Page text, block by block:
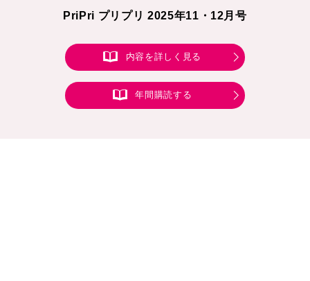
PriPri プリプリ 2025年11・12月号
内容を詳しく見る
年間購読する